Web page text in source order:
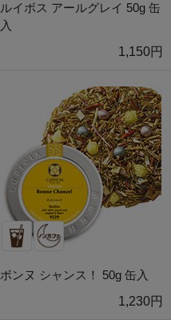
ルイボス アールグレイ 50g 缶
入
1,150円
ボンヌ シャンス！ 50g 缶入
1,230円